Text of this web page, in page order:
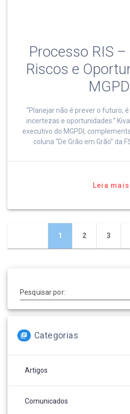
Processo RIS
Riscos e
“Planejar não é prever o futuro,
incertezas e oportunidades.”
executivo do MGPDI,
coluna “De Grão em Grão” da
Leia mais
Navegação
por
Página
1 Página
2 Página
3
Pesquisar por:
Categorias
Artigos
Comunicados